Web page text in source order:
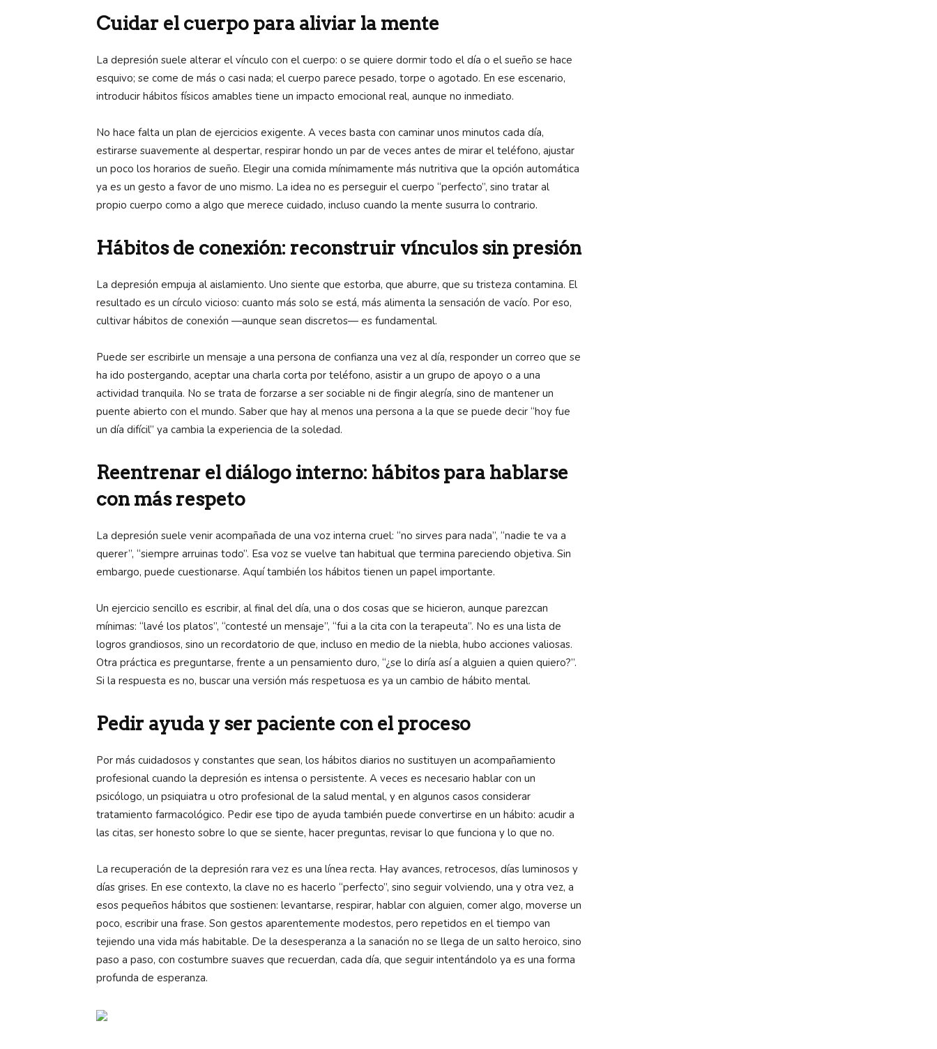
Cuidar el cuerpo para aliviar la mente
La depresión suele alterar el vínculo con el cuerpo: o se quiere dormir todo el día o el sueño se hace
esquivo; se come de más o casi nada; el cuerpo parece pesado, torpe o agotado. En ese escenario,
introducir hábitos físicos amables tiene un impacto emocional real, aunque no inmediato.
No hace falta un plan de ejercicios exigente. A veces basta con caminar unos minutos cada día,
estirarse suavemente al despertar, respirar hondo un par de veces antes de mirar el teléfono, ajustar
un poco los horarios de sueño. Elegir una comida mínimamente más nutritiva que la opción automática
ya es un gesto a favor de uno mismo. La idea no es perseguir el cuerpo “perfecto”, sino tratar al
propio cuerpo como a algo que merece cuidado, incluso cuando la mente susurra lo contrario.
Hábitos de conexión: reconstruir vínculos sin presión
La depresión empuja al aislamiento. Uno siente que estorba, que aburre, que su tristeza contamina. El
resultado es un círculo vicioso: cuanto más solo se está, más alimenta la sensación de vacío. Por eso,
cultivar hábitos de conexión —aunque sean discretos— es fundamental.
Puede ser escribirle un mensaje a una persona de confianza una vez al día, responder un correo que se
ha ido postergando, aceptar una charla corta por teléfono, asistir a un grupo de apoyo o a una
actividad tranquila. No se trata de forzarse a ser sociable ni de fingir alegría, sino de mantener un
puente abierto con el mundo. Saber que hay al menos una persona a la que se puede decir “hoy fue
un día difícil” ya cambia la experiencia de la soledad.
Reentrenar el diálogo interno: hábitos para hablarse
con más respeto
La depresión suele venir acompañada de una voz interna cruel: “no sirves para nada”, “nadie te va a
querer”, “siempre arruinas todo”. Esa voz se vuelve tan habitual que termina pareciendo objetiva. Sin
embargo, puede cuestionarse. Aquí también los hábitos tienen un papel importante.
Un ejercicio sencillo es escribir, al final del día, una o dos cosas que se hicieron, aunque parezcan
mínimas: “lavé los platos”, “contesté un mensaje”, “fui a la cita con la terapeuta”. No es una lista de
logros grandiosos, sino un recordatorio de que, incluso en medio de la niebla, hubo acciones valiosas.
Otra práctica es preguntarse, frente a un pensamiento duro, “¿se lo diría así a alguien a quien quiero?”.
Si la respuesta es no, buscar una versión más respetuosa es ya un cambio de hábito mental.
Pedir ayuda y ser paciente con el proceso
Por más cuidadosos y constantes que sean, los hábitos diarios no sustituyen un acompañamiento
profesional cuando la depresión es intensa o persistente. A veces es necesario hablar con un
psicólogo, un psiquiatra u otro profesional de la salud mental, y en algunos casos considerar
tratamiento farmacológico. Pedir ese tipo de ayuda también puede convertirse en un hábito: acudir a
las citas, ser honesto sobre lo que se siente, hacer preguntas, revisar lo que funciona y lo que no.
La recuperación de la depresión rara vez es una línea recta. Hay avances, retrocesos, días luminosos y
días grises. En ese contexto, la clave no es hacerlo “perfecto”, sino seguir volviendo, una y otra vez, a
esos pequeños hábitos que sostienen: levantarse, respirar, hablar con alguien, comer algo, moverse un
poco, escribir una frase. Son gestos aparentemente modestos, pero repetidos en el tiempo van
tejiendo una vida más habitable. De la desesperanza a la sanación no se llega de un salto heroico, sino
paso a paso, con costumbre suaves que recuerdan, cada día, que seguir intentándolo ya es una forma
profunda de esperanza.